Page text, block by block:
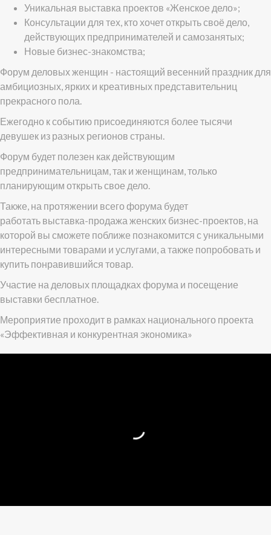
Уникальная выставка проектов «Женское дело»;
Консультации для тех, кто хочет открыть своё дело,
действующих предпринимателей и самозанятых;
Новые бизнес-знакомства;
Форум деловых женщин - настоящий весенний праздник для
амбициозных, ярких и креативных представительниц
прекрасного пола.
Ежегодно к событию присоединяются более тысячи
девушек из разных регионов страны.
Форум будет полезен как действующим
предпринимательницам, так и женщинам, только
планирующим открыть свое дело.
Также, на протяжении всего форума будет
работать выставка-продажа женских бизнес-проектов, на
которой вы сможете поближе познакомится с уникальными
интересными товарами и услугами, а также попробовать и
купить понравившийся товар.
Участие на деловых площадках форума и посещение
выставки бесплатное.
Мероприятие проходит в рамках национального проекта
«Эффективная и конкурентная экономика»